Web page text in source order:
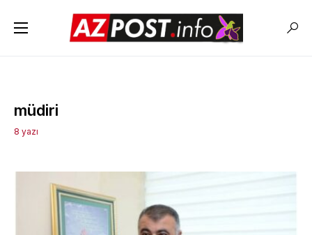
müdiri
8 yazı